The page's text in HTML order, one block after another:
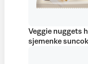
Veggie nuggets
sjemenke